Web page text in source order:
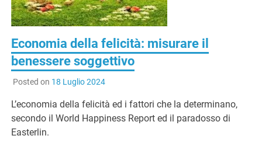
Economia della felicità: misurare il
benessere soggettivo
Posted on 18 Luglio 2024
L’economia della felicità ed i fattori che la determinano,
secondo il World Happiness Report ed il paradosso di
Easterlin.